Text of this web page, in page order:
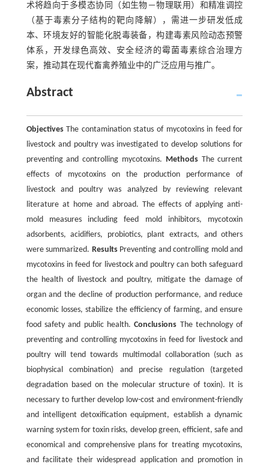
术将趋向于多模态协同（如生物－物理联用）和精准调控
（基于毒素分子结构的靶向降解），需进一步研发低成
本、环境友好的智能化脱毒装备，构建毒素风险动态预警
体系，开发绿色高效、安全经济的霉菌毒素综合治理方
案，推动其在现代畜禽养殖业中的广泛应用与推广。
Abstract
ObjectivesThe contamination status of mycotoxins in feed for
livestock and poultry was investigated to develop solutions for
preventing and controlling mycotoxins. MethodsThe current
effects of mycotoxins on the production performance of
livestock and poultry was analyzed by reviewing relevant
literature at home and abroad. The effects of applying anti-
mold measures including feed mold inhibitors, mycotoxin
adsorbents, acidifiers, probiotics, plant extracts, and others
were summarized. ResultsPreventing and controlling mold and
mycotoxins in feed for livestock and poultry can both safeguard
the health of livestock and poultry, mitigate the damage of
organ and the decline of production performance, and reduce
economic losses, stabilize the efficiency of farming, and ensure
food safety and public health.Conclusions The technology of
preventing and controlling mycotoxins in feed for livestock and
poultry will tend towards multimodal collaboration (such as
biophysical combination) and precise regulation (targeted
degradation based on the molecular structure of toxin). It is
necessary to further develop low-cost and environment-friendly
and intelligent detoxification equipment, establish a dynamic
warning system for toxin risks, develop green, efficient, safe and
economical and comprehensive plans for treating mycotoxins,
and facilitate their widespread application and promotion in